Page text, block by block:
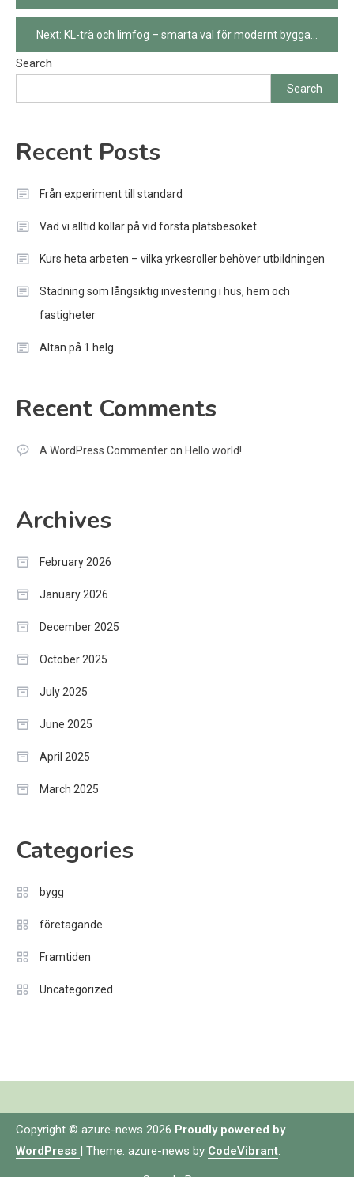
navigation
Next: KL-trä och limfog – smarta val för modernt byggande
Search
Search
Recent Posts
Från experiment till standard
Vad vi alltid kollar på vid första platsbesöket
Kurs heta arbeten – vilka yrkesroller behöver utbildningen
Städning som långsiktig investering i hus, hem och
fastigheter
Altan på 1 helg
Recent Comments
A WordPress Commenteron Hello world!
Archives
February 2026
January 2026
December 2025
October 2025
July 2025
June 2025
April 2025
March 2025
Categories
bygg
företagande
Framtiden
Uncategorized
Copyright © azure-news 2026 Proudly powered by
WordPress | Theme: azure-news by CodeVibrant.